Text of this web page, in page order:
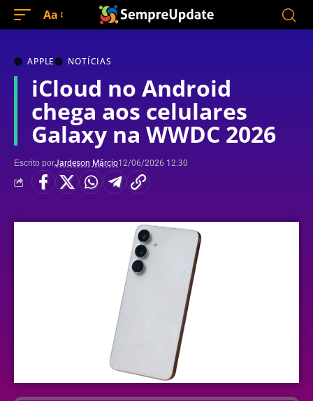
Aa
APPLE NOTÍCIAS
iCloud no Android
chega aos celulares
Galaxy na WWDC 2026
Escrito porJardeson Márcio12/06/2026 12:30